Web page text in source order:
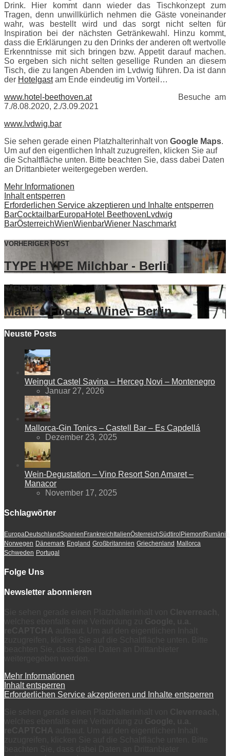
Drink. Hier kommt dann wieder das Tischkonzept zum
Tragen, denn unwillkürlich nehmen die Gäste voneinander
wahr, was bestellt wird und das sorgt nicht selten für
Inspiration bei der nächsten Getränkewahl. Hinzu kommt,
dass die Erklärungen zu den Drinks der anderen oft wertvolle
Erkenntnisse mit sich bringen bzw. Appetit darauf machen.
So ergeben sich nicht selten gesellige Runden an diesem
Tisch, die zu langen Abenden im Lvdwig führen. Da ist dann
der Hotelgastam Ende eindeutig im Vorteil…
www.hotel-beethoven.atBesuche am
7./8.08.2020, 2./3.09.2021
www.lvdwig.bar
Sie sehen gerade einen Platzhalterinhalt von Google Maps.
Um auf den eigentlichen Inhalt zuzugreifen, klicken Sie auf
die Schaltfläche unten. Bitte beachten Sie, dass dabei Daten
an Drittanbieter weitergegeben werden.
Mehr Informationen
Inhalt entsperren
Erforderlichen Service akzeptieren und Inhalte entsperren
BarCocktailbarEuropaHotel Beethoven Lvdwig
BarÖsterreichWienWienbarWiener Naschmarkt
VORHERIGER POST
TYPE HYPE Milchbar - Berlin
NÄCHSTER POST
MaMi´s Food & Wine - Berlin
Neuste Posts
Weingut Castel Savina – Herceg Novi – Montenegro
Januar 27, 2026
Mallorca-Gin Tonics – Castell Bar – Es Capdellá
Dezember 23, 2025
Wein-Degustation – Vino Resort Son Amaret –
Manacor
November 17, 2025
Schlagwörter
EuropaDeutschlandSpanienFrankreichItalienÖsterreichSüdtirolPiemont
Norwegen Dänemark England Großbritannien Griechenland Mallorca
Schweden Portugal
Folge Uns
Newsletter abonnieren
Mehr Informationen
Inhalt entsperren
Erforderlichen Service akzeptieren und Inhalte entsperren